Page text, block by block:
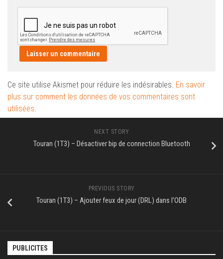
Ce site utilise Akismet pour réduire les indésirables. En savoir
plus sur comment les données de vos commentaires sont
utilisées.
NEXT STORY
Touran (1T3) – Désactiver bip de connection Bluetooth
PREVIOUS STORY
Touran (1T3) – Ajouter feux de jour (DRL) dans l’ODB
PUBLICITES